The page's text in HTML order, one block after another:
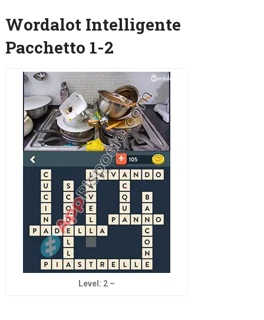
Wordalot Intelligente
Pacchetto 1-2
Level: 2 –